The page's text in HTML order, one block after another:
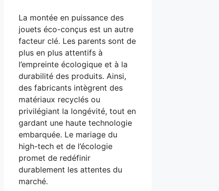
La montée en puissance des
jouets éco-conçus est un autre
facteur clé. Les parents sont de
plus en plus attentifs à
l’empreinte écologique et à la
durabilité des produits. Ainsi,
des fabricants intègrent des
matériaux recyclés ou
privilégiant la longévité, tout en
gardant une haute technologie
embarquée. Le mariage du
high-tech et de l’écologie
promet de redéfinir
durablement les attentes du
marché.